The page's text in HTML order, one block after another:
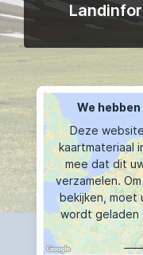
We
Deze
kaartmateriaal
mee dat dit
verzamelen.
bekijken, moet
wordt geladen